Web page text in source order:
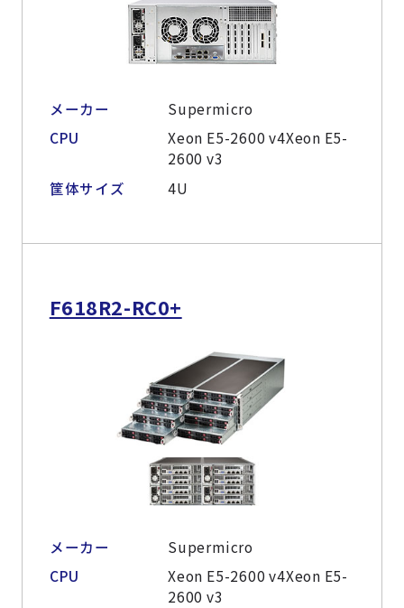
メーカー
Supermicro
CPU
Xeon E5-2600 v4Xeon E5-
2600 v3
筐体サイズ
4U
F618R2-RC0+
メーカー
Supermicro
CPU
Xeon E5-2600 v4Xeon E5-
2600 v3